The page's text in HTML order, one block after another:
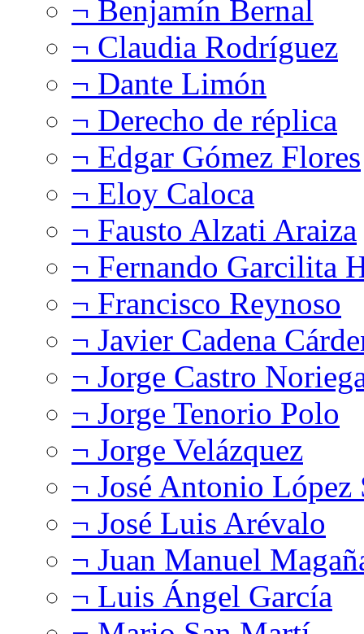
¬ Benjamín Bernal
¬ Claudia Rodríguez
¬ Dante Limón
¬ Derecho de réplica
¬ Edgar Gómez Flores
¬ Eloy Caloca
¬ Fausto Alzati Araiza
¬ Fernando Garcilita
¬ Francisco Reynoso
¬ Javier Cadena
¬ Jorge Castro
¬ Jorge Tenorio Polo
¬ Jorge Velázquez
¬ José Antonio López
¬ José Luis Arévalo
¬ Juan Manuel
¬ Luis Ángel García